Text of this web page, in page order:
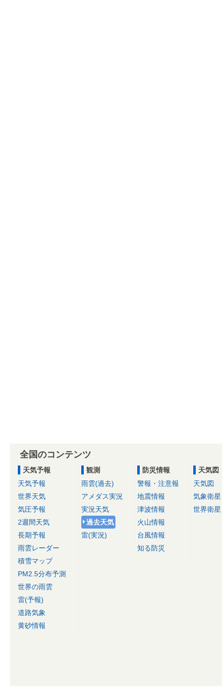
全国のコンテンツ
天気予報
天気予報
世界天気
気圧予報
2週間天気
長期予報
雨雲レーダー
積雪マップ
PM2.5分布予測
世界の雨雲
雷(予報)
道路気象
黄砂情報
観測
雨雲(過去)
アメダス実況
実況天気
過去天気
雷(実況)
防災情報
警報・注意報
地震情報
津波情報
火山情報
台風情報
知る防災
天気図
天気図
気象衛星
世界衛星